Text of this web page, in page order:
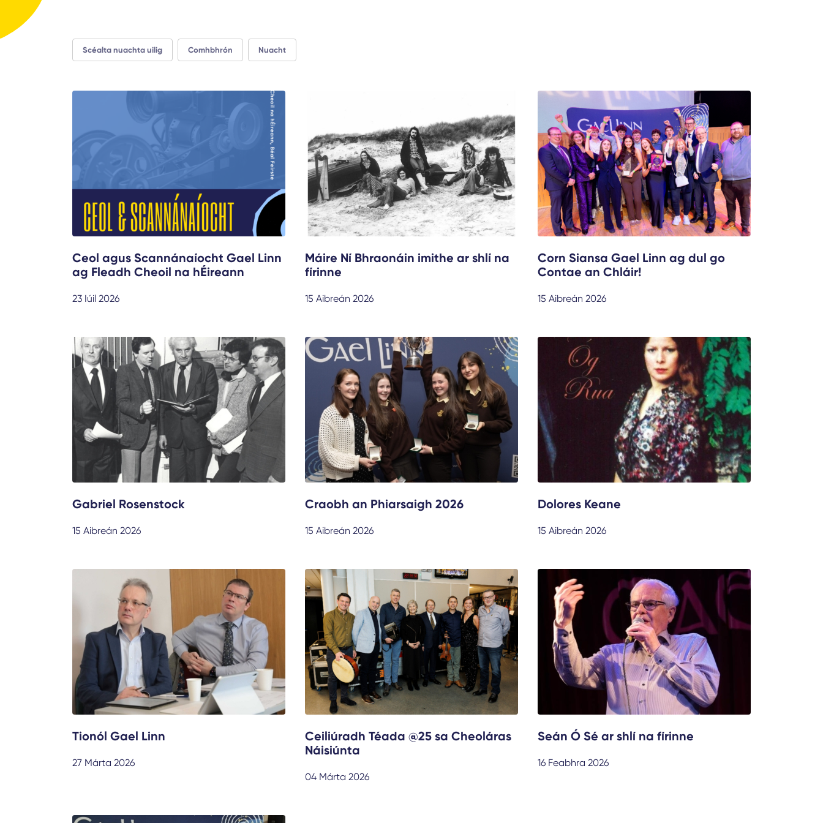
Scéalta nuachta uilig Comhbhrón Nuacht
Ceol agus Scannánaíocht Gael Linn
ag Fleadh Cheoil na hÉireann
23 Iúil 2026
Máire Ní Bhraonáin imithe ar shlí na
fírinne
15 Aibreán 2026
Corn Siansa Gael Linn ag dul go
Contae an Chláir!
15 Aibreán 2026
Gabriel Rosenstock
15 Aibreán 2026
Craobh an Phiarsaigh 2026
15 Aibreán 2026
Dolores Keane
15 Aibreán 2026
Tionól Gael Linn
27 Márta 2026
Ceiliúradh Téada @25 sa Cheoláras
Náisiúnta
04 Márta 2026
Seán Ó Sé ar shlí na fírinne
16 Feabhra 2026